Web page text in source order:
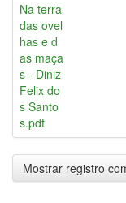
Na terra
das ovel
has e d
as maça
s - Diniz
Felix do
s Santo
s.pdf
Mostrar registro